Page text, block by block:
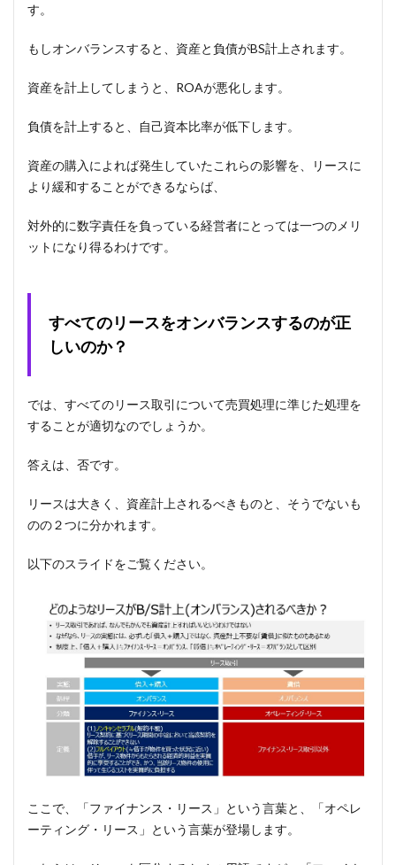
す。
もしオンバランスすると、資産と負債がBS計上されます。
資産を計上してしまうと、ROAが悪化します。
負債を計上すると、自己資本比率が低下します。
資産の購入によれば発生していたこれらの影響を、リースに
より緩和することができるならば、
対外的に数字責任を負っている経営者にとっては一つのメリ
ットになり得るわけです。
すべてのリースをオンバランスするのが正
しいのか？
では、すべてのリース取引について売買処理に準じた処理を
することが適切なのでしょうか。
答えは、否です。
リースは大きく、資産計上されるべきものと、そうでないも
のの２つに分かれます。
以下のスライドをご覧ください。
ここで、「ファイナンス・リース」という言葉と、「オペレ
ーティング・リース」という言葉が登場します。